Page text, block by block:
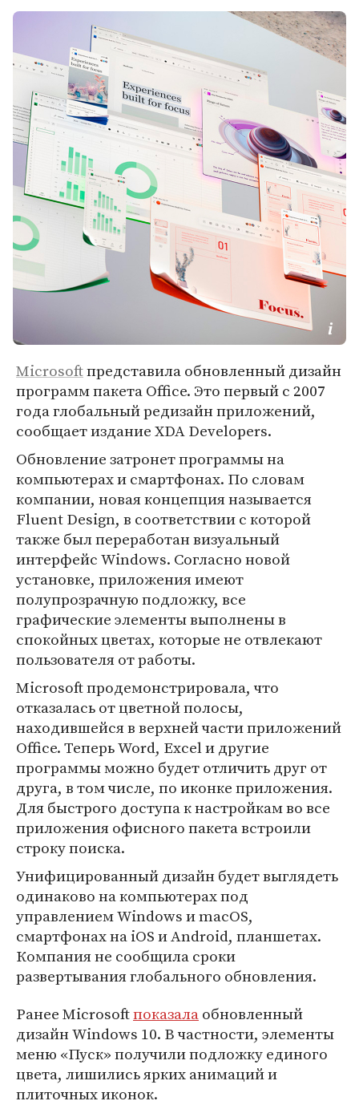
Microsoftпредставила обновленный дизайн
программ пакета Office. Это первый с 2007
года глобальный редизайн приложений,
сообщает издание XDA Developers.
Обновление затронет программы на
компьютерах и смартфонах. По словам
компании, новая концепция называется
Fluent Design, в соответствии с которой
также был переработан визуальный
интерфейс Windows. Согласно новой
установке, приложения имеют
полупрозрачную подложку, все
графические элементы выполнены в
спокойных цветах, которые не отвлекают
пользователя от работы.
Microsoft продемонстрировала, что
отказалась от цветной полосы,
находившейся в верхней части приложений
Office. Теперь Word, Excel и другие
программы можно будет отличить друг от
друга, в том числе, по иконке приложения.
Для быстрого доступа к настройкам во все
приложения офисного пакета встроили
строку поиска.
Унифицированный дизайн будет выглядеть
одинаково на компьютерах под
управлением Windows и macOS,
смартфонах на iOS и Android, планшетах.
Компания не сообщила сроки
развертывания глобального обновления.
Ранее Microsoftпоказалаобновленный
дизайн Windows 10. В частности, элементы
меню «Пуск» получили подложку единого
цвета, лишились ярких анимаций и
плиточных иконок.